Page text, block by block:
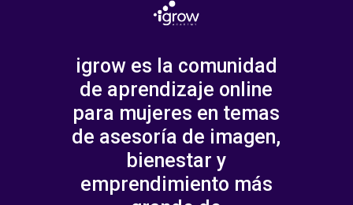
igrow es la comunidad
de aprendizaje online
para mujeres en temas
de asesoría de imagen,
bienestar y
emprendimiento más